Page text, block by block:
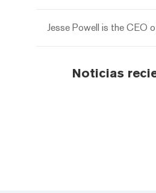
Jesse Powell is the CEO
Noticias